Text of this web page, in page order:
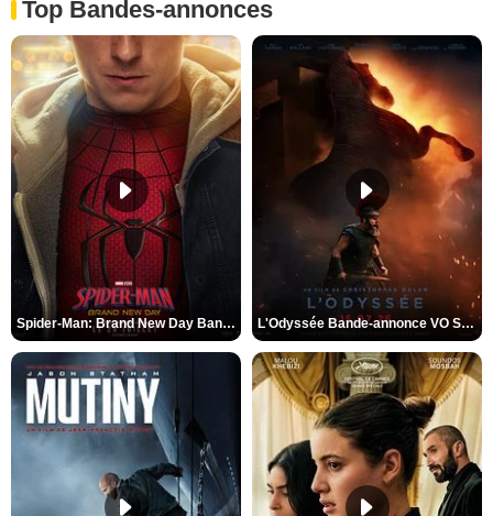
Top Bandes-annonces
Spider-Man: Brand New Day Bande-annonce VO STFR L'Odyssée Bande-annonce VO STFR